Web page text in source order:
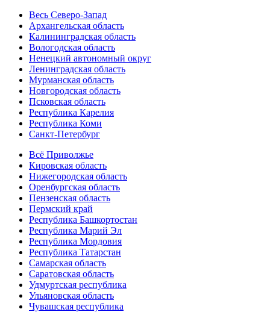
Весь Северо-Запад
Архангельская область
Калининградская область
Вологодская область
Ненецкий автономный округ
Ленинградская область
Мурманская область
Новгородская область
Псковская область
Республика Карелия
Республика Коми
Санкт-Петербург
Всё Приволжье
Кировская область
Нижегородская область
Оренбургская область
Пензенская область
Пермский край
Республика Башкортостан
Республика Марий Эл
Республика Мордовия
Республика Татарстан
Самарская область
Саратовская область
Удмуртская республика
Ульяновская область
Чувашская республика